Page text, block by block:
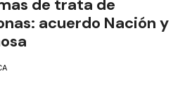
de trata de
acuerdo Nación y